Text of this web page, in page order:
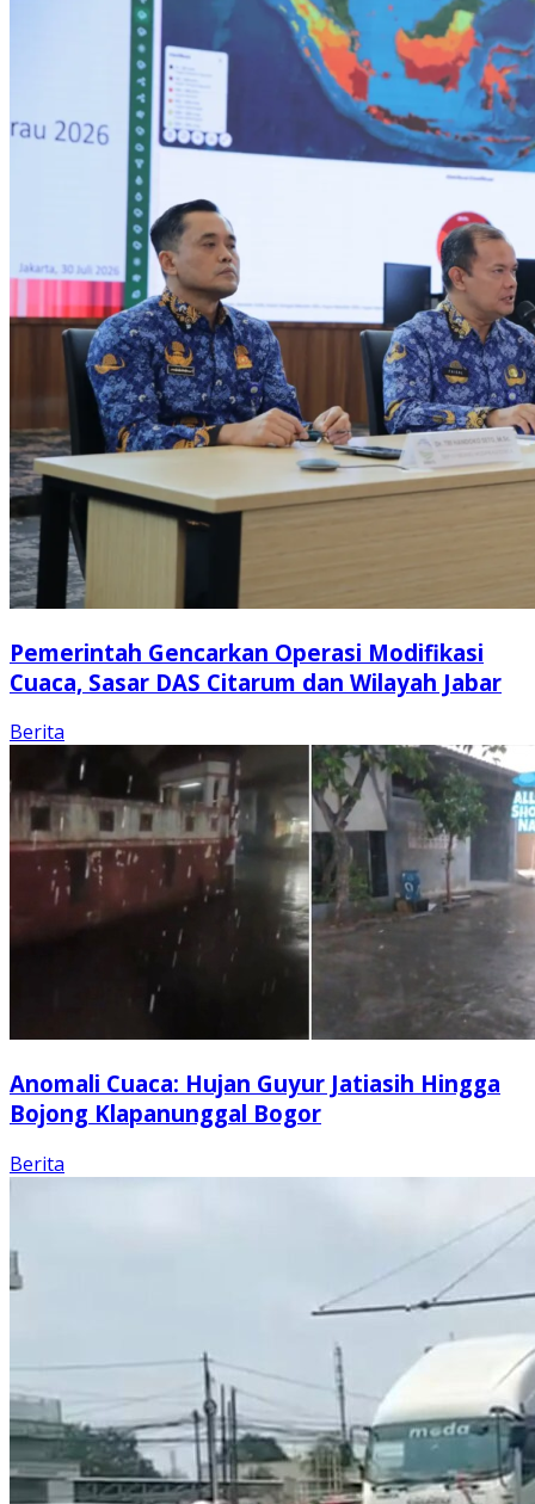
Pemerintah Gencarkan Operasi Modifikasi
Cuaca, Sasar DAS Citarum dan Wilayah Jabar
Berita
Anomali Cuaca: Hujan Guyur Jatiasih Hingga
Bojong Klapanunggal Bogor
Berita